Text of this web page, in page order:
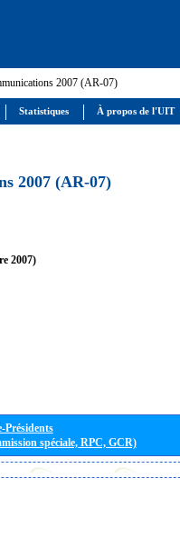
2007 (AR-07)
2007 (AR-07)
2007)
Présidents
spéciale, RPC, GCR)
Statistiques À propos de l'UIT